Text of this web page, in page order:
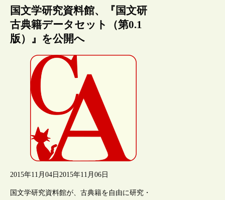
国文学研究資料館、『国文研
古典籍データセット（第0.1
版）』を公開へ
2015年11月04日 2015年11月06日
国文学研究資料館が、古典籍を自由に研究・